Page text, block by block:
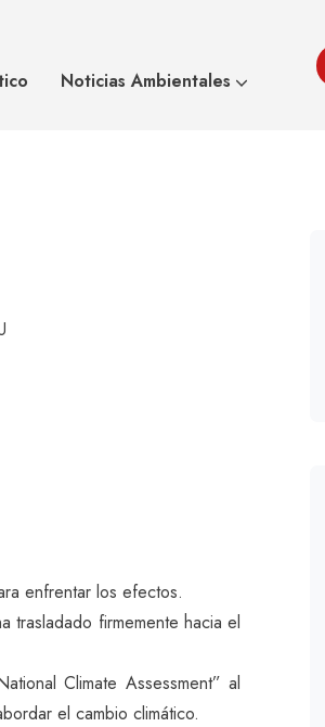
Noticias Ambientales La Casa
enfrentar los efectos.
trasladado firmemente hacia el
Climate Assessment” al
el cambio climático.